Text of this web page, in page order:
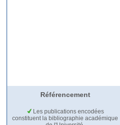
Référencement
Les publications encodées
constituent la bibliographie académique